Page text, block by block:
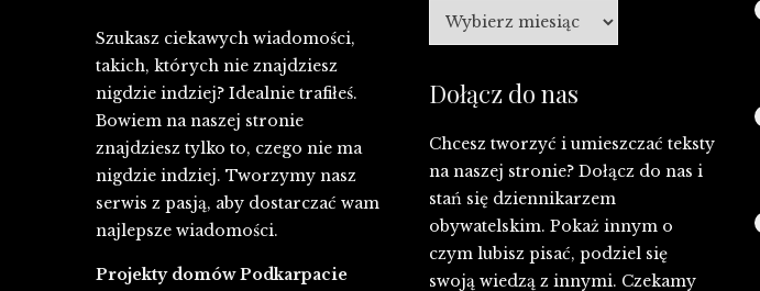
Szukasz ciekawych wiadomości,
takich, których nie znajdziesz
nigdzie indziej? Idealnie trafiłeś.
Bowiem na naszej stronie
znajdziesz tylko to, czego nie ma
nigdzie indziej. Tworzymy nasz
serwis z pasją, aby dostarczać wam
najlepsze wiadomości.
Projekty domów Podkarpacie
Archiwa
Dołącz do nas
Chcesz tworzyć i umieszczać teksty
na naszej stronie? Dołącz do nas i
stań się dziennikarzem
obywatelskim. Pokaż innym o
czym lubisz pisać, podziel się
swoją wiedzą z innymi. Czekamy